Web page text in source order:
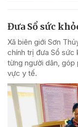
Đưa Sổ sức
Xã biên giới Sơn
chính trị đưa Sổ sức
từng người dân, góp
vực y tế.